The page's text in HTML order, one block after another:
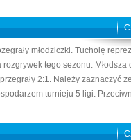
młodziczki. Tucholę
rozgrywek tego sezonu. Młodsza
2:1. Należy zaznaczyć
turnieju 5 ligi.